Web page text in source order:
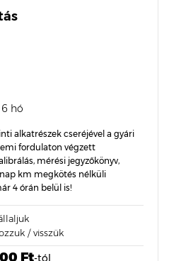
6 hó
alkatrészek cseréjével a gyári
fordulaton végzett
mérési jegyzőkönyv,
km megkötés nélküli
4 órán belül is!
/ visszük
Ft-tól